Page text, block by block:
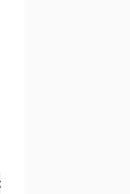
Nett</a>